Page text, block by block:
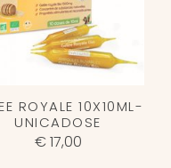
ROYALE 10X10ML-
UNICADOSE
€ 17,00